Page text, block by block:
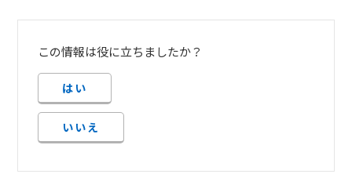
この情報は役に立ちましたか？
はい
いいえ